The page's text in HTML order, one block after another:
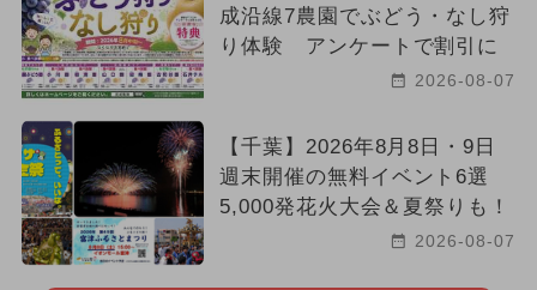
成沿線7農園でぶどう・なし狩
り体験 アンケートで割引に
2026-08-07
【千葉】2026年8月8日・9日
週末開催の無料イベント6選
5,000発花火大会＆夏祭りも！
2026-08-07